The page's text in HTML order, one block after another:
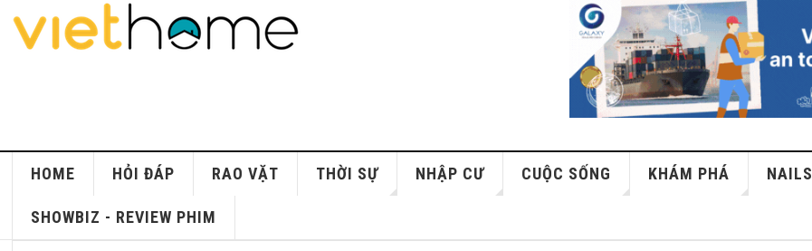
HOME HỎI ĐÁP RAO VẶT THỜI SỰ NHẬP CƯ CUỘC SỐNG KHÁM PHÁ NAILS
SHOWBIZ - REVIEW PHIM